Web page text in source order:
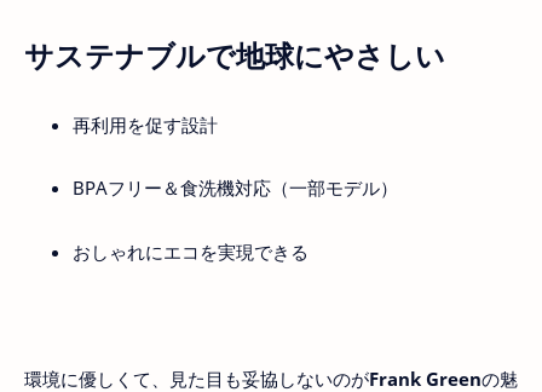
サステナブルで地球にやさしい
再利用を促す設計
BPAフリー＆食洗機対応（一部モデル）
おしゃれにエコを実現できる
環境に優しくて、見た目も妥協しないのがFrank Greenの魅